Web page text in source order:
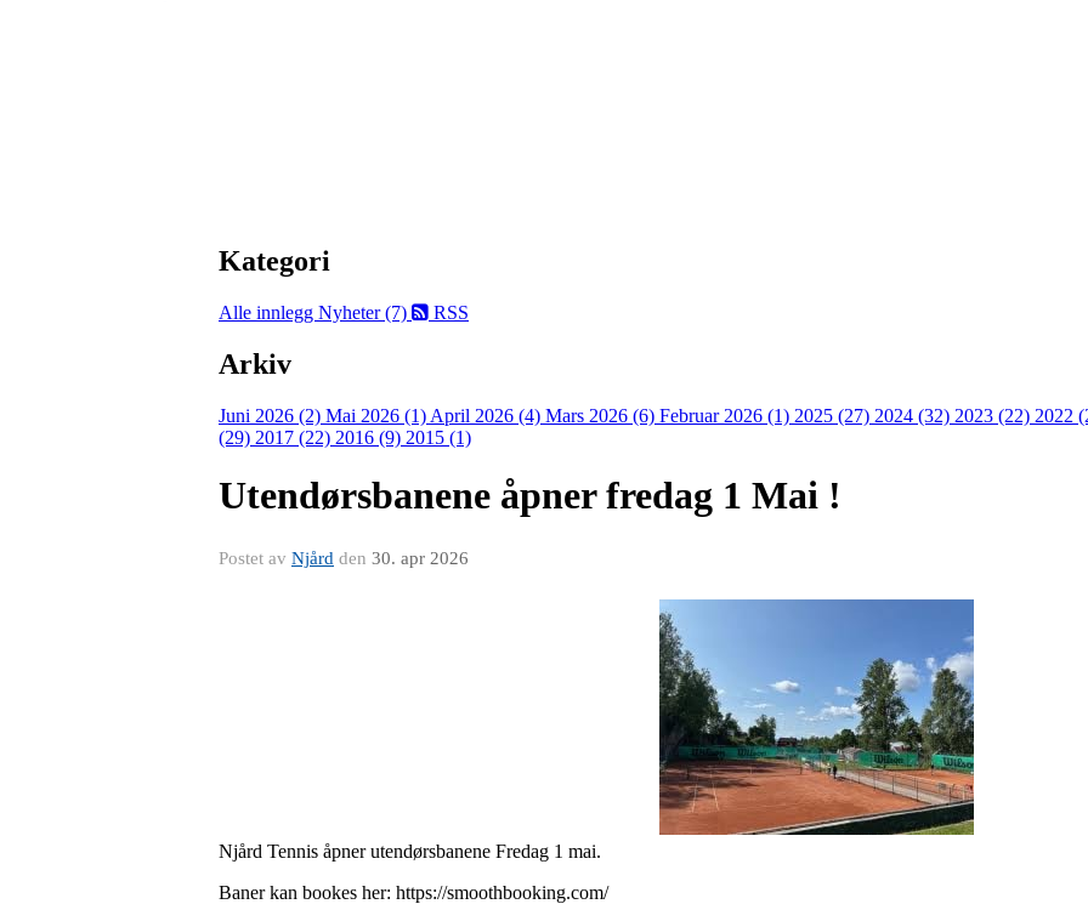
Kategori
Alle innlegg Nyheter (7) RSS
Arkiv
Juni 2026 (2) Mai 2026 (1) April 2026 (4) Mars 2026 (6) Februar 2026 (1) 2025 (27) 2024 (32) 2023 (22) 2022
(29) 2017 (22) 2016 (9) 2015 (1)
Utendørsbanene åpner fredag 1 Mai !
Postet av Njård den 30. apr 2026
Njård Tennis åpner utendørsbanene Fredag 1 mai.
Baner kan bookes her: https://smoothbooking.com/